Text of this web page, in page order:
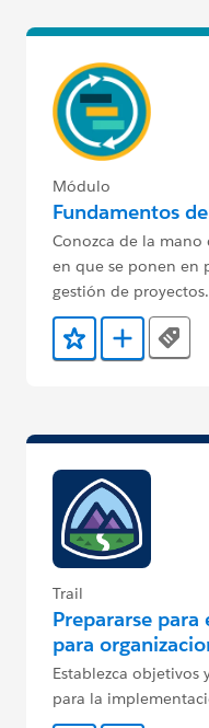
Módulo
Fundamentos
Conozca de la
en que se ponen en
gestión de proyectos.
Agregar a favoritos
Agregar a
Tags
Trail
Prepararse para
para
Establezca objetivos
para la
organizaciones sin